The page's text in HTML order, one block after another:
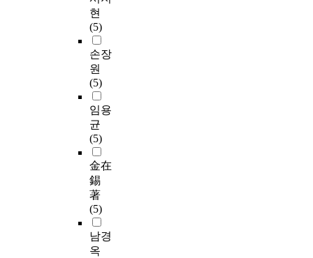
현
(5)
손장
원
(5)
임용
균
(5)
金在
錫
著
(5)
남경
옥